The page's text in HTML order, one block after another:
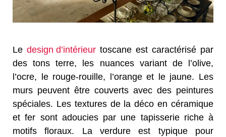
Le design d’intérieur toscane est caractérisé par
des tons terre, les nuances variant de l’olive,
l’ocre, le rouge-rouille, l’orange et le jaune. Les
murs peuvent être couverts avec des peintures
spéciales. Les textures de la déco en céramique
et fer sont adoucies par une tapisserie riche à
motifs floraux. La verdure est typique pour